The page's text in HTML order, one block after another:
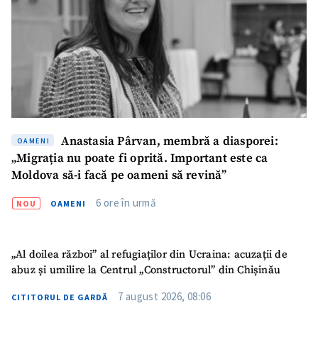
OAMENI
Anastasia Pârvan, membră a diasporei:
„Migrația nu poate fi oprită. Important este ca
Moldova să-i facă pe oameni să revină”
NOU OAMENI 6 ore în urmă
„Al doilea război” al refugiaților din Ucraina: acuzații de
abuz și umilire la Centrul „Constructorul” din Chișinău
CITITORUL DE GARDĂ 7 august 2026, 08:06
Fotografie
+ Încarcă imagine
Link media
+ Link media
Mesajul știrei
+ Mesajul știrei
CONTACT SURSĂ
Sursă anonimă